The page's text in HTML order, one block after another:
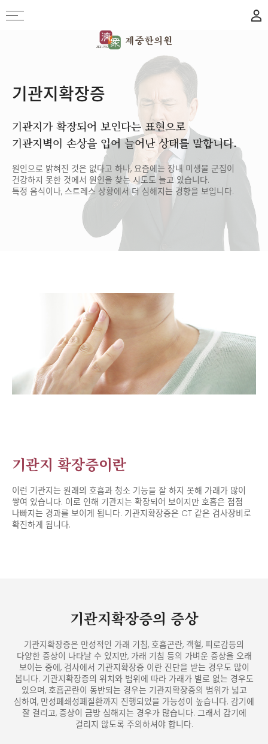
기관지확장증
기관지가 확장되어 보인다는 표현으로
기관지벽이 손상을 입어 늘어난 상태를 말합니다.
원인으로 밝혀진 것은 없다고 하나, 요즘에는 장내 미생물 군집이
건강하지 못한 것에서 원인을 찾는 시도도 늘고 있습니다.
특정 음식이나, 스트레스 상황에서 더 심해지는 경향을 보입니다.
기관지 확장증이란
이런 기관지는 원래의 호흡과 청소 기능을 잘 하지 못해 가래가 많이
쌓여 있습니다. 이로 인해 기관지는 확장되어 보이지만 호흡은 점점
나빠지는 경과를 보이게 됩니다. 기관지확장증은 CT 같은 검사장비로
확진하게 됩니다.
기관지확장증의 증상
기관지확장증은 만성적인 가래 기침, 호흡곤란, 객혈, 피로감등의
다양한 증상이 나타날 수 있지만, 가래 기침 등의 가벼운 증상을 오래
보이는 중에, 검사에서 기관지확장증 이란 진단을 받는 경우도 많이
봅니다. 기관지확장증의 위치와 범위에 따라 가래가 별로 없는 경우도
있으며, 호흡곤란이 동반되는 경우는 기관지확장증의 범위가 넓고
심하여, 만성폐쇄성폐질환까지 진행되었을 가능성이 높습니다. 감기에
잘 걸리고, 증상이 금방 심해지는 경우가 많습니다. 그래서 감기에
걸리지 않도록 주의하셔야 합니다.